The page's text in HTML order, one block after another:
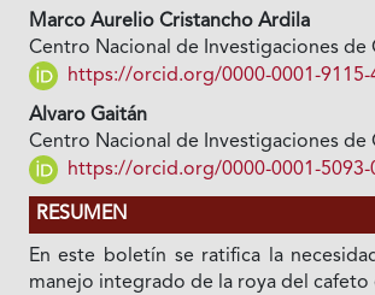
Marco Aurelio Cristancho Ardila
Centro Nacional de Investigaciones de
https://orcid.org/0000-0001-9115-
Alvaro Gaitán
Centro Nacional de Investigaciones de
https://orcid.org/0000-0001-5093-
RESUMEN
En este boletín se ratifica la
manejo integrado de la roya del cafeto